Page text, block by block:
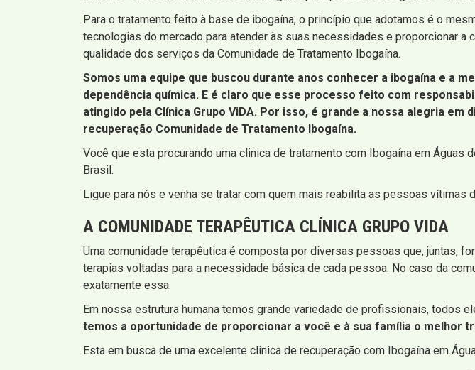
Para o tratamento feito à base de ibogaína, o princípio que adotamos é o
tecnologias do mercado para atender às suas necessidades e proporcionar
qualidade dos serviços da Comunidade de Tratamento Ibogaína.
Somos uma equipe que buscou durante anos conhecer a ibogaína e a
dependência química. E é claro que esse processo feito com
atingido pela Clínica Grupo ViDA. Por isso, é grande a nossa alegria
recuperação Comunidade de Tratamento Ibogaína.
Você que esta procurando uma clinica de tratamento com Ibogaína em Águas
Brasil.
Ligue para nós e venha se tratar com quem mais reabilita as pessoas vítimas
A COMUNIDADE TERAPÊUTICA CLÍNICA GRUPO VIDA
Uma comunidade terapêutica é composta por diversas pessoas que, juntas,
terapias voltadas para a necessidade básica de cada pessoa. No caso da
exatamente essa.
Em nossa estrutura humana temos grande variedade de profissionais, todos
temos a oportunidade de proporcionar a você e à sua família o melhor
Esta em busca de uma excelente clinica de recuperação com Ibogaína em